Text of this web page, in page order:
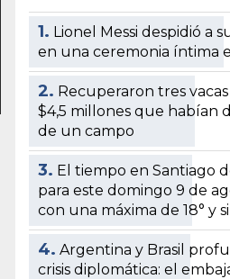
1. Lionel Messi despidió a
en una ceremonia íntima
2. Recuperaron tres
$4,5 millones que habían
de un campo
3. El tiempo en Santiago
para este domingo 9 de
con una máxima de 18° y
4. Argentina y Brasil
crisis diplomática: el